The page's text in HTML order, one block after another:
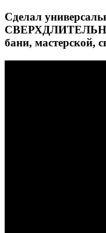
Сделал
бани, мастерской,